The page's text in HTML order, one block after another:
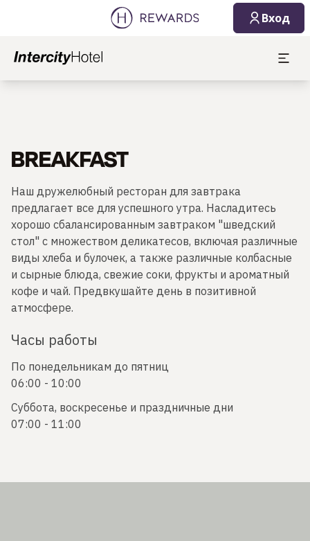
Вход
BREAKFAST
Наш дружелюбный ресторан для завтрака
предлагает все для успешного утра. Насладитесь
хорошо сбалансированным завтраком "шведский
стол" с множеством деликатесов, включая различные
виды хлеба и булочек, а также различные колбасные
и сырные блюда, свежие соки, фрукты и ароматный
кофе и чай. Предвкушайте день в позитивной
атмосфере.
Часы работы
По понедельникам до пятниц
06:00 - 10:00
Суббота, воскресенье и праздничные дни
07:00 - 11:00